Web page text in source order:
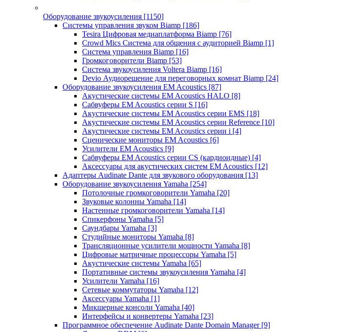
Оборудование звукоусиления [1150]
Системы управления звуком Biamp [186]
Tesira Цифровая медиаплатформа Biamp [76]
Crowd Mics Система для общения с аудиторией Biamp [1]
Система управления Biamp [16]
Громкоговорители Biamp [53]
Система звукоусиления Voltera Biamp [16]
Devio Аудиорешение для переговорных комнат Biamp [24]
Оборудование звукоусиления EM Acoustics [87]
Акустические системы EM Acoustics HALO [8]
Сабвуферы EM Acoustics серии S [16]
Акустические системы EM Acoustics серии EMS [18]
Акустические системы EM Acoustics серии Reference [10]
Акустические системы EM Acoustics серии i [4]
Сценические мониторы EM Acoustics [6]
Усилители EM Acoustics [9]
Сабвуферы EM Acoustics серии CS (кардиоидные) [4]
Аксессуары для акустических систем EM Acoustics [12]
Адаптеры Audinate Dante для звукового оборудования [13]
Оборудование звукоусиления Yamaha [254]
Потолочные громкоговорители Yamaha [20]
Звуковые колонны Yamaha [14]
Настенные громкоговорители Yamaha [14]
Спикерфоны Yamaha [5]
Саундбары Yamaha [3]
Студийные мониторы Yamaha [8]
Трансляционные усилители мощности Yamaha [8]
Цифровые матричные процессоры Yamaha [5]
Акустические системы Yamaha [65]
Портативные системы звукоусиления Yamaha [4]
Усилители Yamaha [16]
Сетевые коммутаторы Yamaha [12]
Аксессуары Yamaha [1]
Микшерные консоли Yamaha [40]
Интерфейсы и конвертеры Yamaha [23]
Программное обеспечение Audinate Dante Domain Manager [9]